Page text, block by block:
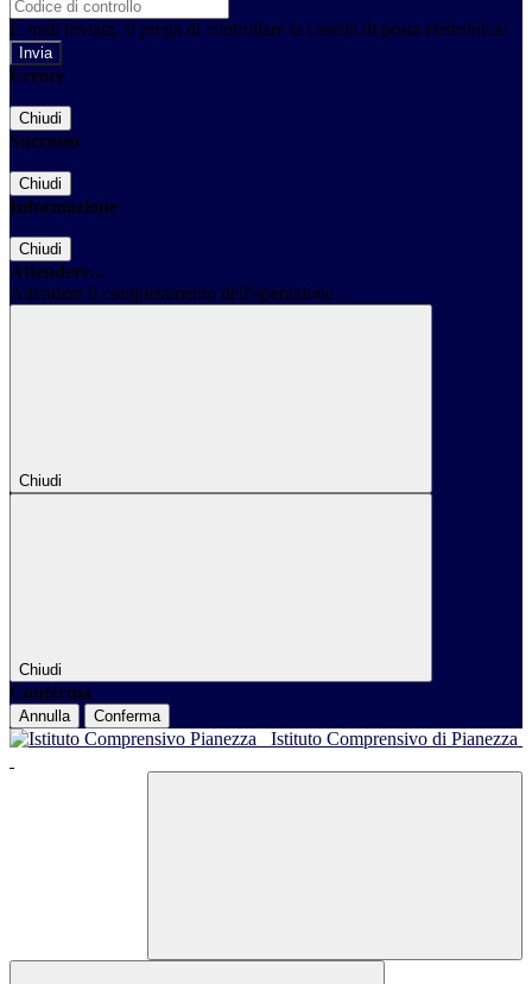
E-mail inviata, si prega di controllare la casella di posta elettronica!
Errore
Chiudi
Successo
Chiudi
Informazione
Chiudi
Attendere...
Attendere il completamento dell'operazione...
Chiudi
Chiudi
Conferma
Annulla Conferma
Istituto Comprensivo di Pianezza